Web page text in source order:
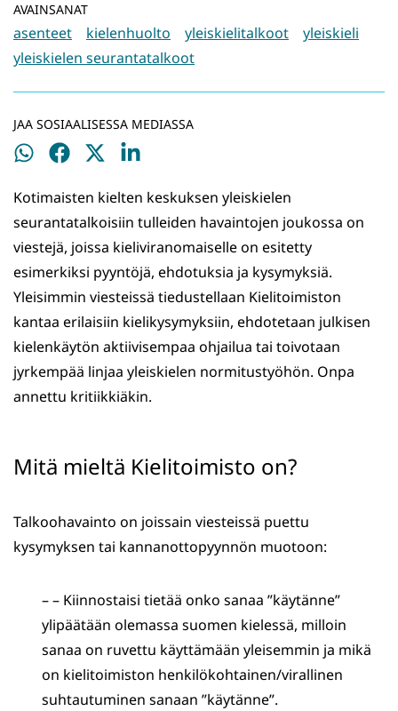
AVAINSANAT
asenteet kielenhuolto yleiskielitalkoot
yleiskieli
yleiskielen seurantatalkoot
JAA SOSIAALISESSA MEDIASSA
Jaa
Jaa
Jaa
Jaa
Kotimaisten kielten keskuksen yleiskielen
seurantatalkoisiin tulleiden havaintojen joukossa on
viestejä, joissa kieliviranomaiselle on esitetty
esimerkiksi pyyntöjä, ehdotuksia ja kysymyksiä.
Yleisimmin viesteissä tiedustellaan Kielitoimiston
kantaa erilaisiin kielikysymyksiin, ehdotetaan julkisen
kielenkäytön aktiivisempaa ohjailua tai toivotaan
jyrkempää linjaa yleiskielen normitustyöhön. Onpa
annettu kritiikkiäkin.
Mitä mieltä Kielitoimisto on?
Talkoohavainto on joissain viesteissä puettu
kysymyksen tai kannanottopyynnön muotoon:
– – Kiinnostaisi tietää onko sanaa ”käytänne”
ylipäätään olemassa suomen kielessä, milloin
sanaa on ruvettu käyttämään yleisemmin ja mikä
on kielitoimiston henkilökohtainen/virallinen
suhtautuminen sanaan ”käytänne”.